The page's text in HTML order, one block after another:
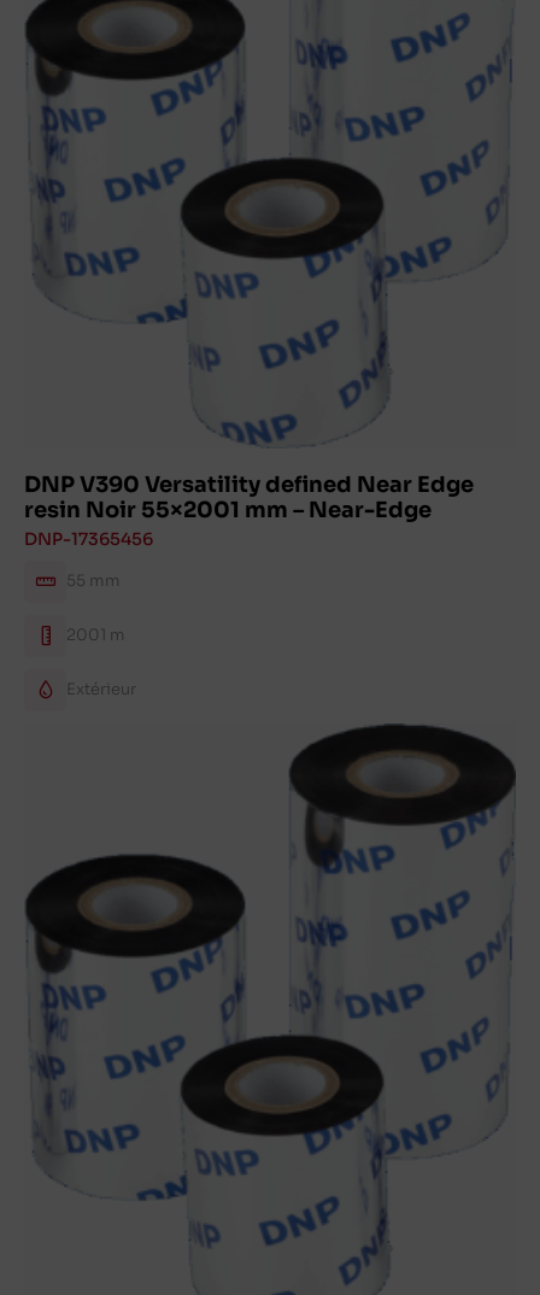
DNP V390 Versatility defined Near Edge
resin Noir 55×2001 mm – Near-Edge
DNP-17365456
55 mm
2001 m
Extérieur